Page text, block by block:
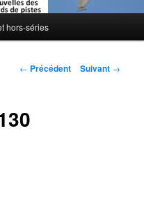
hors-séries
Navigation
← Précédent Suivant →